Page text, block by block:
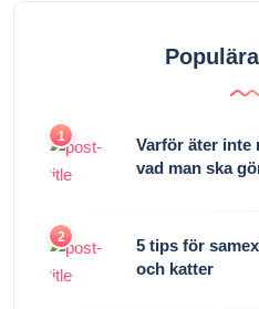
1
Varför äter inte
vad man ska
2
5 tips för
och katter